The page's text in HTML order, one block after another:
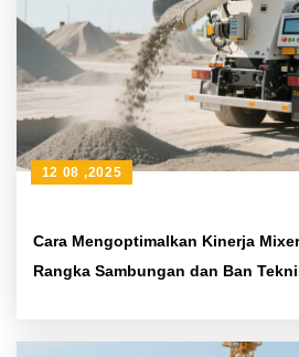
Cara Mengoptimalkan Kinerja
Rangka Sambungan dan Ban
12 08 ,2025